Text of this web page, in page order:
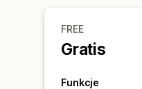
FREE
Gratis
Funkcje